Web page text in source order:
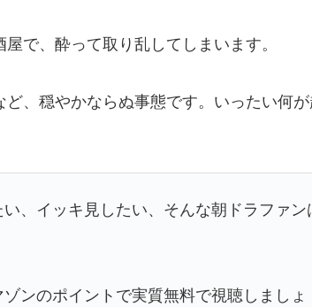
で、酔って取り乱してしまいます。
、穏やかならぬ事態です。いったい何
、イッキ見したい、そんな朝ドラファン
ンのポイントで実質無料で視聴しましょ